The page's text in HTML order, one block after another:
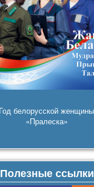
Полезные ссылки